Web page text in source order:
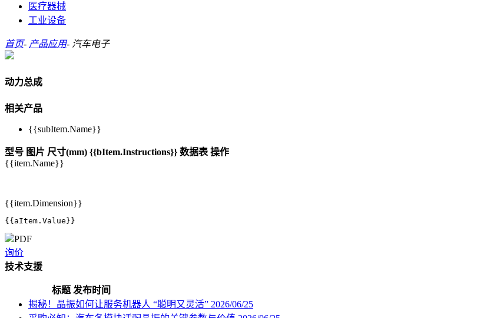
医疗器械
工业设备
首页- 产品应用- 汽车电子
动力总成
相关产品
{{subItem.Name}}
型号 图片 尺寸(mm) {{bItem.Instructions}} 数据表 操作
{{item.Name}}
{{item.Dimension}}
{{aItem.Value}}
PDF
询价
技术支援
标题 发布时间
揭秘！晶振如何让服务机器人 “聪明又灵活” 2026/06/25